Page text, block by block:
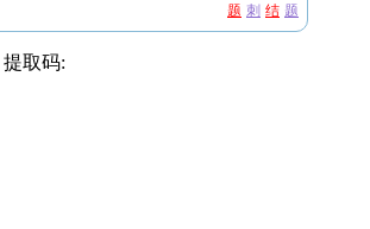
题 刺 结 题
提取码: